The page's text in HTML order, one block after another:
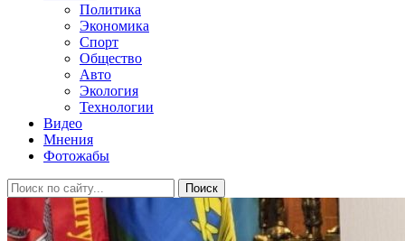
Политика
Экономика
Спорт
Общество
Авто
Экология
Технологии
Видео
Мнения
Фотожабы
Поиск